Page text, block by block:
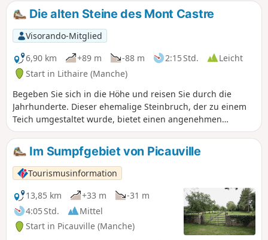
Die alten Steine des Mont Castre
Visorando-Mitglied
6,90 km
+89 m -88 m 2:15 Std.
Leicht
Start in Lithaire (Manche)
Begeben Sie sich in die Höhe und reisen Sie durch die
Jahrhunderte. Dieser ehemalige Steinbruch, der zu einem
Teich umgestaltet wurde, bietet einen angenehmen
Spaziergang im Herzen der Bocage-Landschaft. Sie werden
über die ehemaligen Eisenbahnschienen, die Grünen
Wege, gehen. Sie werden auch auf dem alten Weg
vorbeikommen, den die Loren nahmen, die die Steine zum
Bahnhof Lithaire brachten, um nach Paris und zu den
großen Bauwerken zu gelangen. Rund um den Teich sehen
Sie das alte Schloss, die alte Kirche und die Überreste einer
neolithischen Allee. Verpassen Sie nicht den 180°-Blick auf
die Umgebung.
Im Sumpfgebiet von Picauville
Tourismusinformation
13,85 km
+33 m
-31 m
4:05 Std.
Mittel
Start in Picauville (Manche)